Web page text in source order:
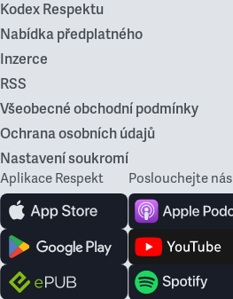
Kodex Respektu
Nabídka předplatného
Inzerce
RSS
Všeobecné obchodní podmínky
Ochrana osobních údajů
Nastavení soukromí
Aplikace Respekt Poslouchejte nás